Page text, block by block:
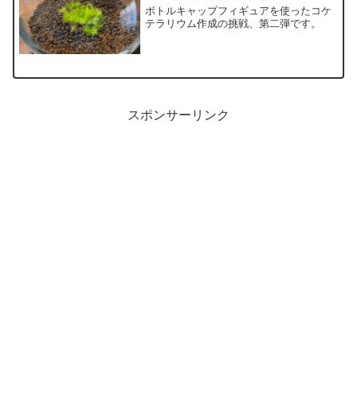
ボトルキャップフィギュアを使ったコケ
テラリウム作成の挑戦、第二弾です。
スポンサーリンク